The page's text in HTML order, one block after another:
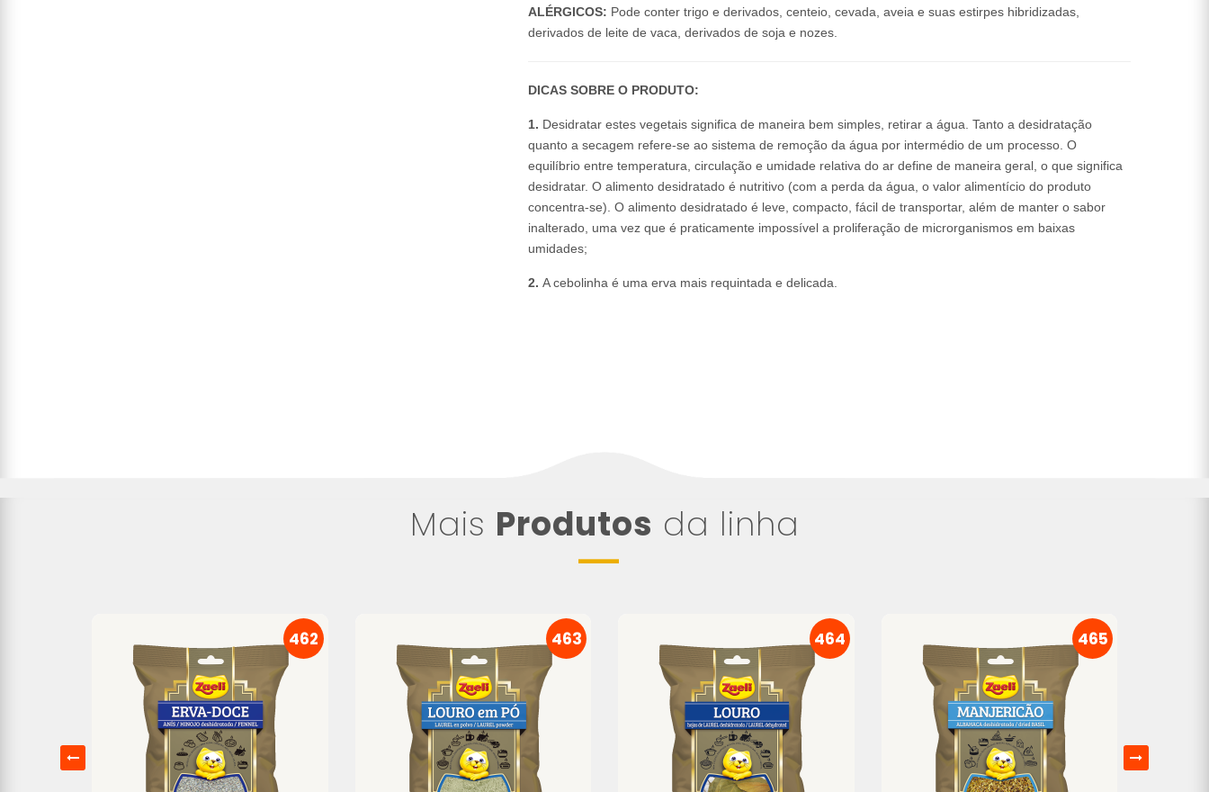
ALÉRGICOS: Pode conter trigo e derivados, centeio, cevada, aveia e suas estirpes hibridizadas,
derivados de leite de vaca, derivados de soja e nozes.
DICAS SOBRE O PRODUTO:
1. Desidratar estes vegetais significa de maneira bem simples, retirar a água. Tanto a desidratação
quanto a secagem refere-se ao sistema de remoção da água por intermédio de um processo. O
equilíbrio entre temperatura, circulação e umidade relativa do ar define de maneira geral, o que significa
desidratar. O alimento desidratado é nutritivo (com a perda da água, o valor alimentício do produto
concentra-se). O alimento desidratado é leve, compacto, fácil de transportar, além de manter o sabor
inalterado, uma vez que é praticamente impossível a proliferação de microrganismos em baixas
umidades;
2. A cebolinha é uma erva mais requintada e delicada.
Mais Produtos da linha
462 463 464 465